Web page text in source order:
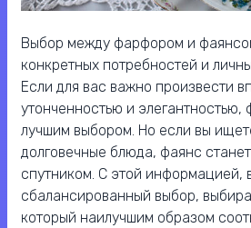
Выбор между фарфором и
конкретных потребностей и
Если для вас важно произвести
утонченностью и элегантностью,
лучшим выбором. Но если вы
долговечные блюда, фаянс
спутником. С этой информацией,
сбалансированный выбор,
который наилучшим образом